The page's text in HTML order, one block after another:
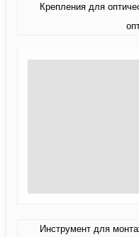
Крепления для
Инструмент для